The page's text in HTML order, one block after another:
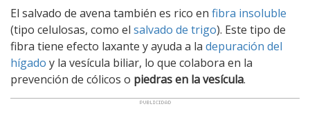
El salvado de avena también es rico en fibra insoluble
(tipo celulosas, como el salvado de trigo). Este tipo de
fibra tiene efecto laxante y ayuda a la depuración del
hígado y la vesícula biliar, lo que colabora en la
prevención de cólicos o piedras en la vesícula.